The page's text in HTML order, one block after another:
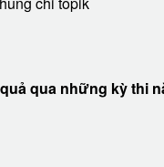
qua những kỳ thi